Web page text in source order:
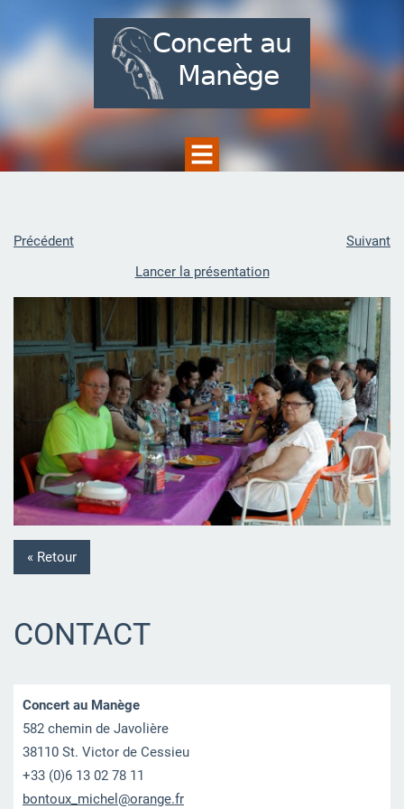
Précédent
Suivant
Lancer la présentation
« Retour
CONTACT
Concert au Manège
582 chemin de Javolière
38110 St. Victor de Cessieu
+33 (0)6 13 02 78 11
bontoux_ michel@orange.fr